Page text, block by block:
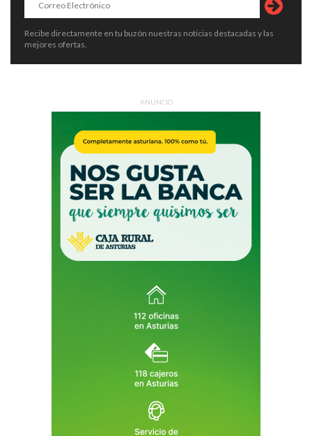
Recibe directamente en tu buzón nuestras noticias destacadas y las
mejores ofertas.
ANUNCIO